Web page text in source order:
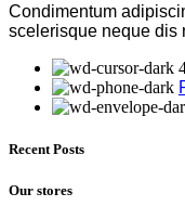
Condimentum
scelerisque neque dis
Recent Posts
Our stores